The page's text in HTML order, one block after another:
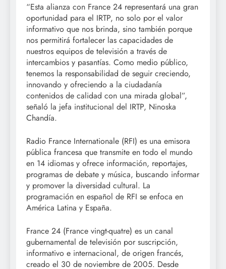
“Esta alianza con France 24 representará una gran
oportunidad para el IRTP, no solo por el valor
informativo que nos brinda, sino también porque
nos permitirá fortalecer las capacidades de
nuestros equipos de televisión a través de
intercambios y pasantías. Como medio público,
tenemos la responsabilidad de seguir creciendo,
innovando y ofreciendo a la ciudadanía
contenidos de calidad con una mirada global”,
señaló la jefa institucional del IRTP, Ninoska
Chandía.
Radio France Internationale (RFI) es una emisora
pública francesa que transmite en todo el mundo
en 14 idiomas y ofrece información, reportajes,
programas de debate y música, buscando informar
y promover la diversidad cultural. La
programación en español de RFI se enfoca en
América Latina y España.
France 24 (France vingt-quatre) es un canal
gubernamental de televisión por suscripción,
informativo e internacional, de origen francés,
creado el 30 de noviembre de 2005. Desde